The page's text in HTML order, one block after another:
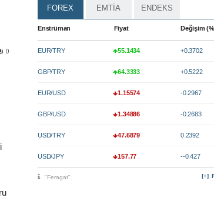
0
FOREX EMTİA ENDEKS
Enstrüman Fiyat Değişim
EUR/TRY 55.1434 +0.3702
GBP/TRY 64.3333 +0.5222
EUR/USD 1.15574 -0.2967
GBP/USD 1.34886 -0.2683
USD/TRY 47.6879 0.2392
USD/JPY 157.77 --0.427
"Feragat"